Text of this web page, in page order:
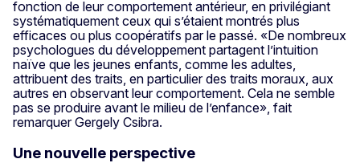
fonction de leur comportement antérieur, en privilégiant
systématiquement ceux qui s’étaient montrés plus
efficaces ou plus coopératifs par le passé. «De nombreux
psychologues du développement partagent l’intuition
naïve que les jeunes enfants, comme les adultes,
attribuent des traits, en particulier des traits moraux, aux
autres en observant leur comportement. Cela ne semble
pas se produire avant le milieu de l’enfance», fait
remarquer Gergely Csibra.
Une nouvelle perspective